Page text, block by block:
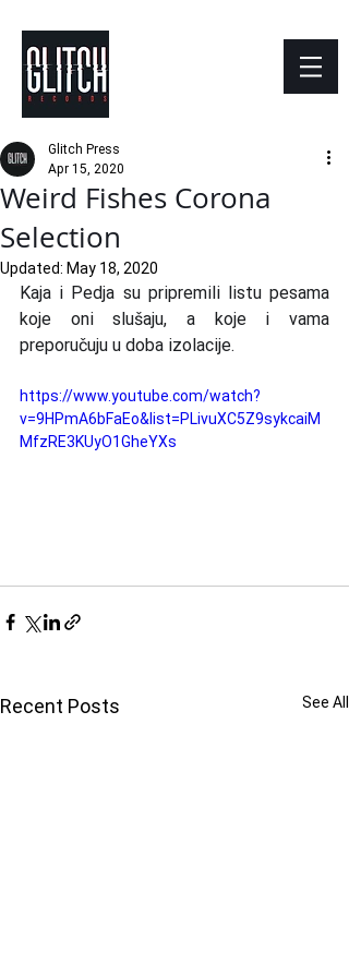
Weird Fishes Corona
Selection
Glitch Press
Apr 15, 2020
Updated: May 18, 2020
Kaja i Pedja su pripremili listu pesama
koje oni slušaju, a koje i vama
preporučuju u doba izolacije.
https://www.youtube.com/watch?
v=9HPmA6bFaEo&list=PLivuXC5Z9sykcaiM
MfzRE3KUyO1GheYXs
Recent Posts See All